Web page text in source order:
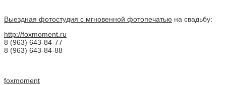
Выездная фотостудия с мгновенной фотопечатью на свадьбу:
http://foxmoment.ru
8 (963) 643-84-77
8 (963) 643-84-88
foxmoment